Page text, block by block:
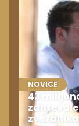
NOVICE
43